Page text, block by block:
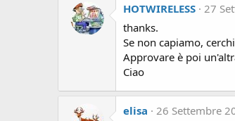
HOTWIRELESS
27
thanks.
Se non capiamo,
Approvare è poi
Ciao
elisa
26 Settembre